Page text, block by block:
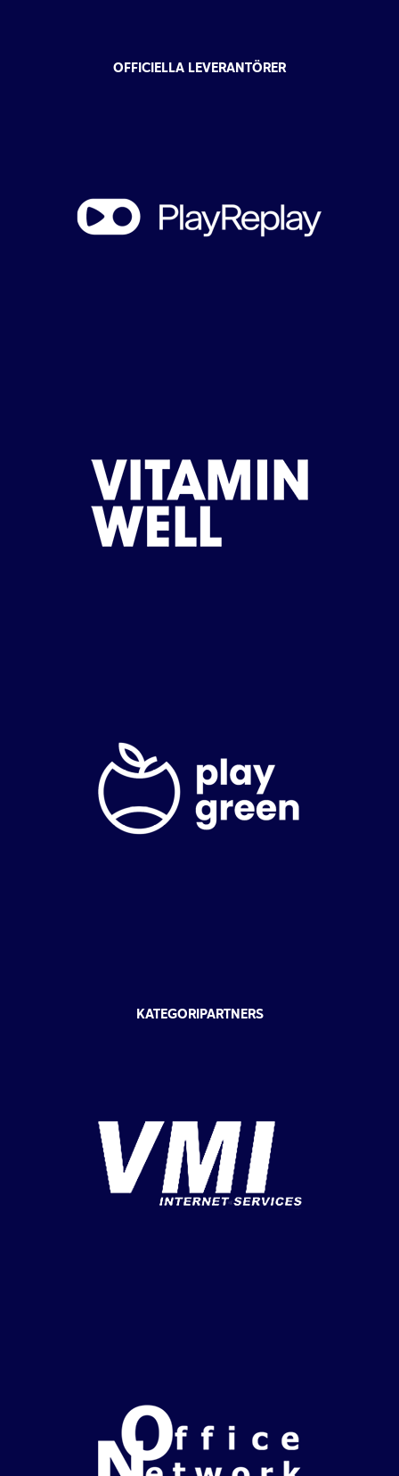
OFFICIELLA LEVERANTÖRER
KATEGORIPARTNERS